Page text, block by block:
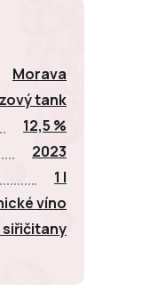
Morava
tank
12,5 %
2023
1 l
víno
siřičitany